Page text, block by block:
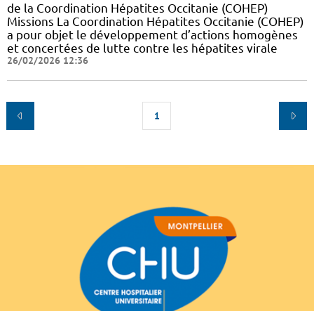
de la Coordination Hépatites Occitanie (COHEP)
Missions La Coordination Hépatites Occitanie (COHEP)
a pour objet le développement d’actions homogènes
et concertées de lutte contre les hépatites virale
26/02/2026 12:36
1